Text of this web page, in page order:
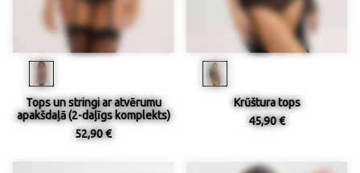
Tops un stringi ar atvērumu
apakšdaļā (2-daļīgs komplekts)
52,90 €
Krūštura tops
45,90 €